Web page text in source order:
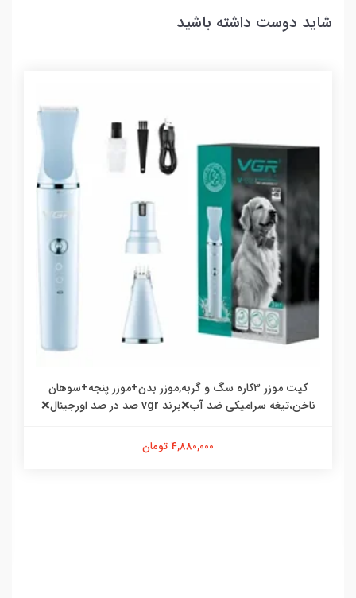
شاید دوست داشته باشید
کیت موزر ۳کاره سگ و گربه,موزر بدن+موزر پنجه+سوهان
ناخن،تیغه سرامیکی ضد آب❌برند vgr صد در صد اورجینال❌
4,880,000 تومان